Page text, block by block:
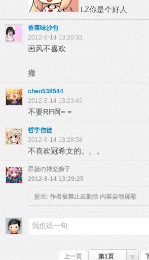
LZ你是个好人
香菜味沙包
2012-8-14 13:20:33
画风不喜欢
撤
chen538544
2012-8-14 13:23:45
不要RF啊= =
哲学信徒
2012-8-14 13:28:58
不喜欢冠希文的。。。
昂扬の神楽狮子
2012-8-14 13:29:25
提示: 作者被禁止或删除 内容自动屏蔽
上一页 第1页